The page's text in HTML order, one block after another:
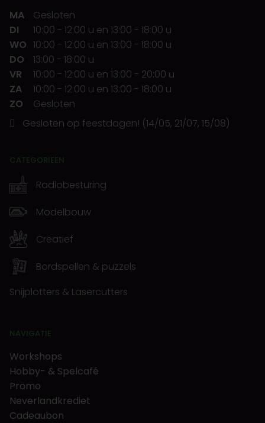
MA
Gesloten
DI
10:00 - 12:00 u en 13:00 - 18:00 u
WO 10:00 - 12:00 u en 13:00 - 18:00 u
DO
13:00 - 18:00 u
VR
10:00 - 12:00 u en 13:00 - 20:00 u
ZA
10:00 - 12:00 u en 13:00 - 18:00 u
ZO
Gesloten
Gesloten op feestdagen! (14/05, 21/07, 15/08)
CATEGORIEËN
Radiobesturing
Modelbouw
Creatief
Bordspellen & puzzels
Snijplotters & Lasercutters
NAVIGATIE
Workshops
Hobby- & Spelcafé
Promo
Neverlandkrediet
Cadeaubon